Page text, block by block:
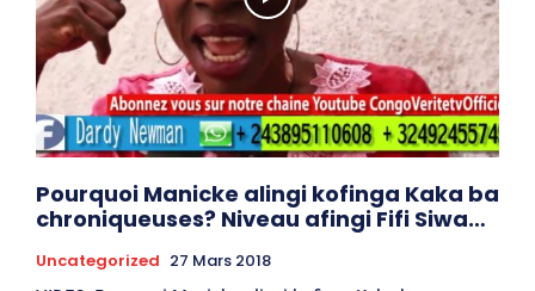
Pourquoi Manicke alingi kofinga Kaka ba
chroniqueuses? Niveau afingi Fifi Siwa…
Uncategorized 27 Mars 2018